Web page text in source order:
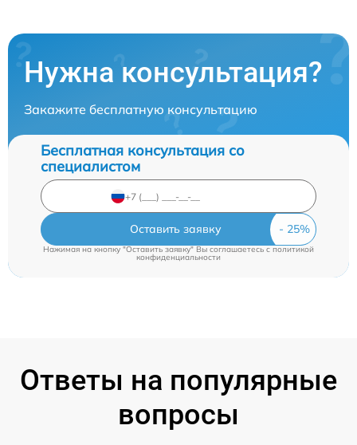
Нужна консультация?
Закажите бесплатную консультацию
Бесплатная консультация со
специалистом
Оставить заявку
Нажимая на кнопку "Оставить заявку" Вы соглашаетесь cполитикой
конфиденциальности
Ответы на популярные
вопросы